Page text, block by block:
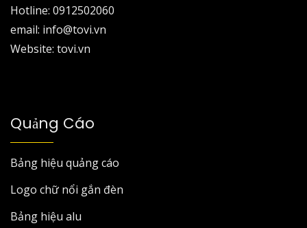
Hotline: 0912502060
email: info@tovi.vn
Website: tovi.vn
Quảng Cáo
Bảng hiệu quảng cáo
Logo chữ nổi gắn đèn
Bảng hiệu alu